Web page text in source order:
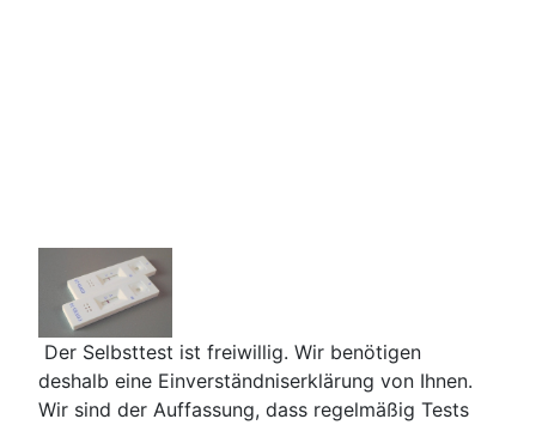
Der Selbsttest ist freiwillig. Wir benötigen
deshalb eine Einverständniserklärung von Ihnen.
Wir sind der Auffassung, dass regelmäßig Tests